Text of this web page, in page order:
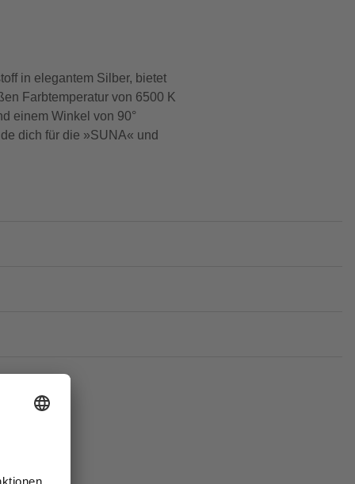
in elegantem Silber, bietet
Farbtemperatur von 6500 K
einem Winkel von 90°
dich für die »SUNA« und